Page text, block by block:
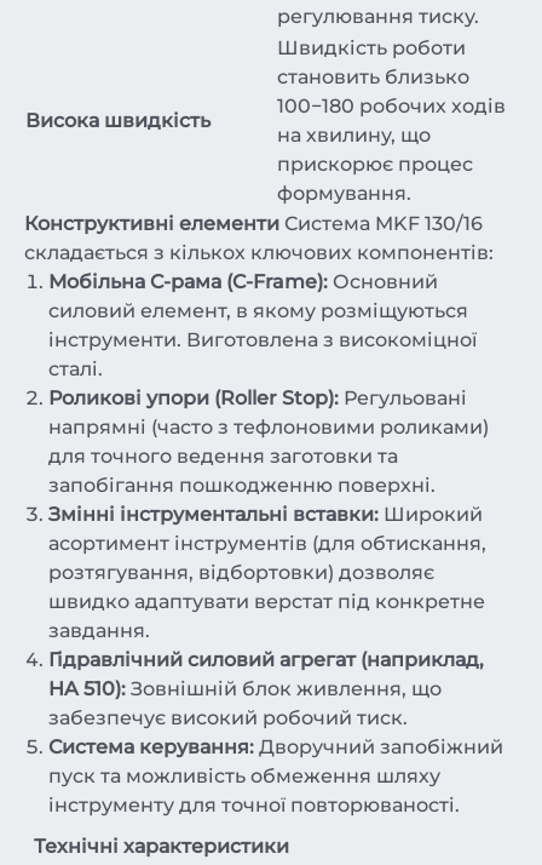
регулювання тиску.
Висока швидкість
Швидкість роботи
становить близько
100−180 робочих ходів
на хвилину, що
прискорює процес
формування.
Конструктивні елементи Система MKF 130/16
складається з кількох ключових компонентів:
Мобільна C-рама (C-Frame): Основний
силовий елемент, в якому розміщуються
інструменти. Виготовлена з високоміцної
сталі.
Роликові упори (Roller Stop): Регульовані
напрямні (часто з тефлоновими роликами)
для точного ведення заготовки та
запобігання пошкодженню поверхні.
Змінні інструментальні вставки: Широкий
асортимент інструментів (для обтискання,
розтягування, відбортовки) дозволяє
швидко адаптувати верстат під конкретне
завдання.
Гідравлічний силовий агрегат (наприклад,
HA 510): Зовнішній блок живлення, що
забезпечує високий робочий тиск.
Система керування: Дворучний запобіжний
пуск та можливість обмеження шляху
інструменту для точної повторюваності.
Технічні характеристики